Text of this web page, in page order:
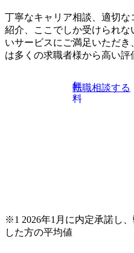
ケジューリング(優先順位付
クスキルが習得できている方
す。 ＜ITコンサルタント＞
の領域において、大手・ベ
に対する課題解決支援を行い
模基幹システムにおける最上
います。 生成AIなどの最新
の業務革新と効率化の実現
ご担当いただき、当社の社
徐々に対応範囲を広げていた
丁寧なキャリア相談、適切
紹介、ここでしか受けられ
いサービスにご満足いただ
は多くの求職者様から高い評
無
料
転職相談する
※1 2026年1月に内定承諾し
した方の平均値